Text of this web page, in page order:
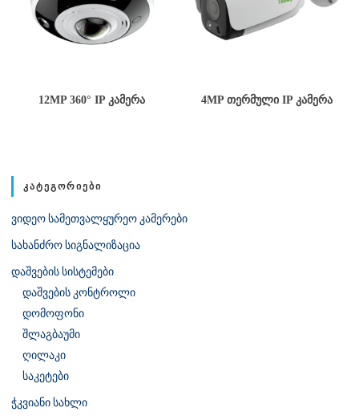
12MP 360° IP ᲙᲐᲛᲔᲠᲐ 4MP ᲗᲔᲠᲛᲣᲚᲘ IP ᲙᲐᲛᲔᲠᲐ
ᲙᲐᲢᲔᲒᲝᲠᲘᲔᲑᲘ
ვიდეო სამეთვალყურეო კამერები
სახანძრო სიგნალიზაცია
დაშვების სისტემები
დაშვების კონტროლი
დომოფონი
შლაგბაუმი
ღილაკი
საკეტები
ჭკვიანი სახლი